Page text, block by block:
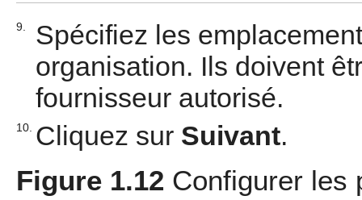
9.
Spécifiez les
organisation. Ils doivent
fournisseur autorisé.
10. Cliquez sur Suivant.
Figure 1.12 Configurer les